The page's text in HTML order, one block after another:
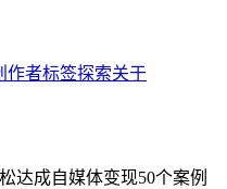
作者标签探索关于
达成自媒体变现50个案例